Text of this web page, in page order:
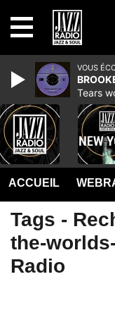
ACCUEIL
Tags -
the-
Radio
VOUS
Tears